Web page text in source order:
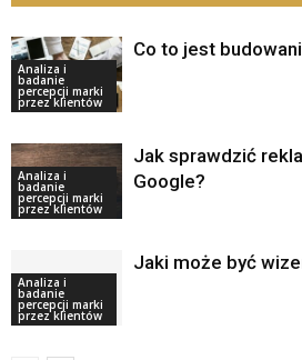
Analiza i
badanie
percepcji marki
przez klientów
Co to jest
Analiza i
badanie
percepcji marki
przez klientów
Jak sprawdzić
Google?
Analiza i
badanie
percepcji marki
przez klientów
Jaki może być